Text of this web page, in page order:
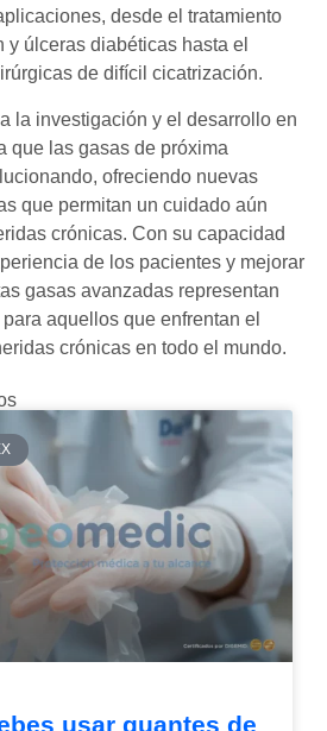
desde el tratamiento
y úlceras diabéticas hasta el
de difícil cicatrización.
la investigación y el desarrollo en
que las gasas de próxima
ofreciendo nuevas
que permitan un cuidado aún
crónicas. Con su capacidad
de los pacientes y mejorar
gasas avanzadas representan
aquellos que enfrentan el
crónicas en todo el mundo.
usar guantes de